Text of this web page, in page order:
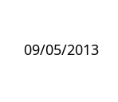
09/05/2013